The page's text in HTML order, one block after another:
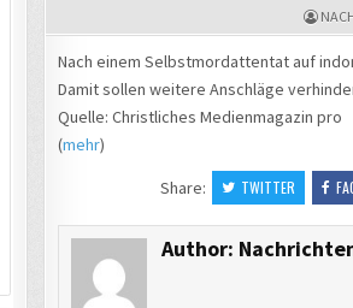
Nach einem Selbstmordattentat auf
Damit sollen weitere Anschläge
Quelle: Christliches Medienmagazin pro
(mehr)
Share:
TWITTER
Author: